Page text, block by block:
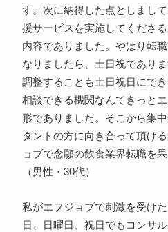
す。次に納得した点としまし
援サービスを実施してくださ
内容でありました。やはり転
なりましたら、土日祝であり
調整することも土日祝日にで
相談できる機関なんてきっと
形でありました。そこから集
タントの方に向き合って頂け
ョブで念願の飲食業界転職を
（男性・30代）
私がエフジョブで刺激を受け
日、日曜日、祝日でもコンサ